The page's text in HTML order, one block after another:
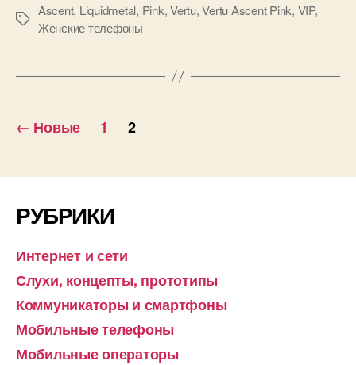
Гармнония
Метки
Ascent, Liquidmetal, Pink,Vertu,Vertu Ascent Pink, VIP,
Женские телефоны
Пагинация
← Новые 1 2
РУБРИКИ
Интернет и сети
Слухи, концепты, прототипы
Коммуникаторы и смартфоны
Мобильные телефоны
Мобильные операторы